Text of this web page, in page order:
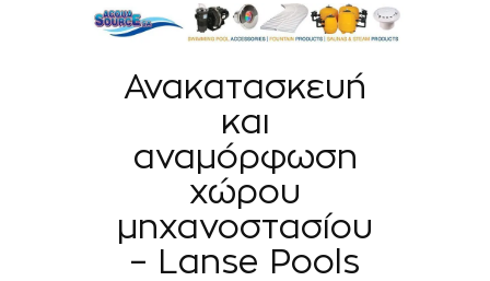
Ανακατασκευή
και
αναμόρφωση
χώρου
μηχανοστασίου
– Lanse Pools